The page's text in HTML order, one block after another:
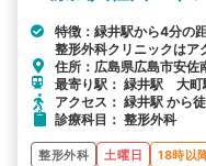
特徴：緑井駅から4分の
整形外科クリニックはア
住所：広島県広島市安
最寄り駅： 緑井駅 大
アクセス： 緑井駅 から
診療科目： 整形外科
整形外科 土曜日 18時以